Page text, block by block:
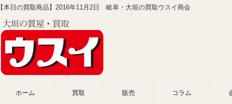
【本日の買取商品】2016年11月2日 岐阜・大垣の買取ウスイ商会
ホーム 買取 販売 コラム